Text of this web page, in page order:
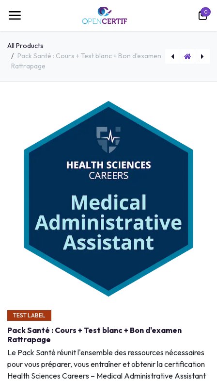
0
All Products
Pack Santé : Cours + Test blanc + Bon d'examen
Rattrapage
TEST LABEL
Pack Santé : Cours + Test blanc + Bon d'examen
Rattrapage
Le Pack Santé réunit l'ensemble des ressources nécessaires
pour vous préparer, vous entraîner et obtenir la certification
Health Sciences Careers – Medical Administrative Assistant